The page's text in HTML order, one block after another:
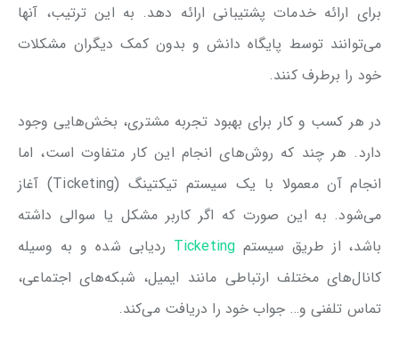
برای ارائه خدمات پشتیبانی ارائه دهد. به این ترتیب، آنها
می‌توانند توسط پایگاه دانش و بدون کمک دیگران مشکلات
خود را برطرف کنند.
در هر کسب و کار برای بهبود تجربه مشتری، بخش‌هایی وجود
دارد. هر چند که روش‌های انجام این کار متفاوت است، اما
انجام آن معمولا با یک سیستم تیکتینگ (Ticketing) آغاز
می‌شود. به این صورت که اگر کاربر مشکل یا سوالی داشته
باشد، از طریق سیستمTicketing ردیابی شده و به وسیله
کانال‌های مختلف ارتباطی مانند ایمیل، شبکه‌های اجتماعی،
تماس تلفنی و… جواب خود را دریافت می‌کند.